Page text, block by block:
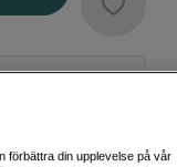
förbättra din upplevelse på vår